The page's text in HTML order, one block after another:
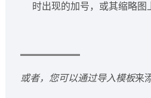
时出现的加号，或其缩略图
或者，您可以通过导入模板来